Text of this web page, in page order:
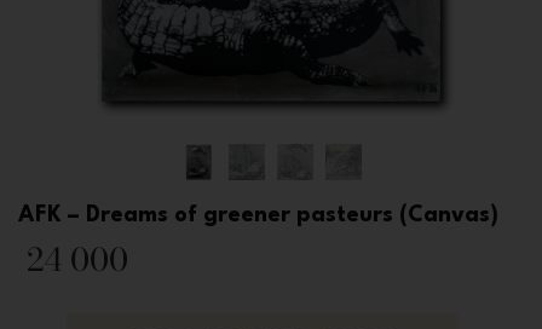
AFK – Dreams of greener pasteurs (Canvas)
24 000